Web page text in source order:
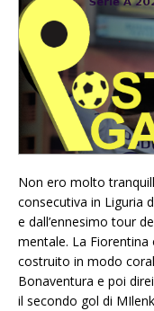
Non ero molto
consecutiva in Liguria
e dall’ennesimo tour
mentale. La
costruito in modo
Bonaventura e poi
il secondo gol di